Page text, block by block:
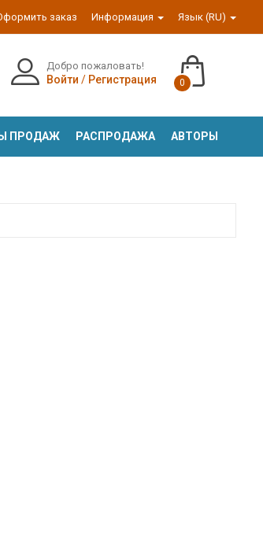
заказ Информация Язык (RU)
Добро пожаловать!
Войти / Регистрация 0
ПРОДАЖ РАСПРОДАЖА АВТОРЫ